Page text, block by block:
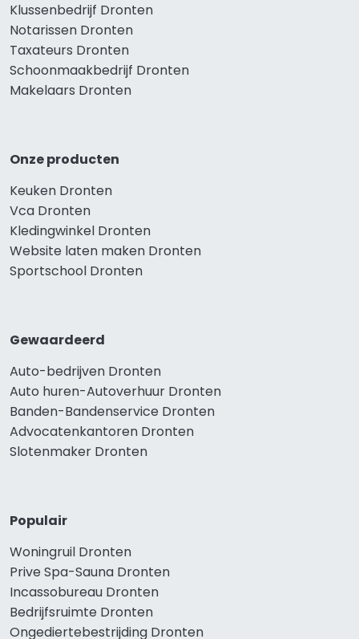
Klussenbedrijf Dronten
Notarissen Dronten
Taxateurs Dronten
Schoonmaakbedrijf Dronten
Makelaars Dronten
Onze producten
Keuken Dronten
Vca Dronten
Kledingwinkel Dronten
Website laten maken Dronten
Sportschool Dronten
Gewaardeerd
Auto-bedrijven Dronten
Auto huren-Autoverhuur Dronten
Banden-Bandenservice Dronten
Advocatenkantoren Dronten
Slotenmaker Dronten
Populair
Woningruil Dronten
Prive Spa-Sauna Dronten
Incassobureau Dronten
Bedrijfsruimte Dronten
Ongediertebestrijding Dronten